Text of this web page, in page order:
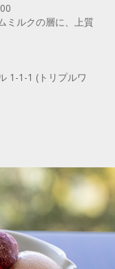
ミルクの層に、上質
1-1-1 (トリプルワ